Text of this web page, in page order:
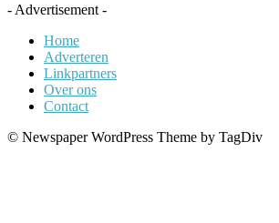
- Advertisement -
Home
Adverteren
Linkpartners
Over ons
Contact
© Newspaper WordPress Theme by TagDiv